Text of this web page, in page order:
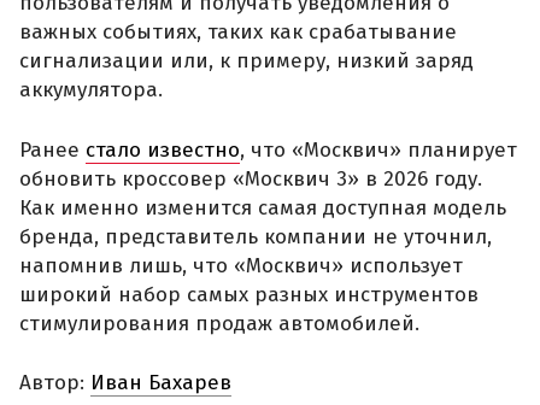
важных событиях, таких как срабатывание
сигнализации или, к примеру, низкий заряд
аккумулятора.
Ранее стало известно, что «Москвич» планирует
обновить кроссовер «Москвич 3» в 2026 году.
Как именно изменится самая доступная модель
бренда, представитель компании не уточнил,
напомнив лишь, что «Москвич» использует
широкий набор самых разных инструментов
стимулирования продаж автомобилей.
Автор: Иван Бахарев